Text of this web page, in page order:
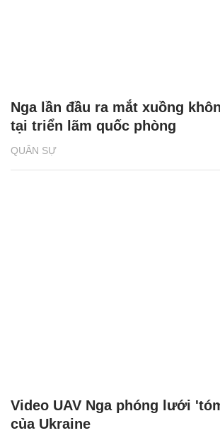
QUÂN SỰ
Nga lần đầu ra mắt xuồng
tại triển lãm quốc phòng
Video UAV Nga phóng lưới
của Ukraine